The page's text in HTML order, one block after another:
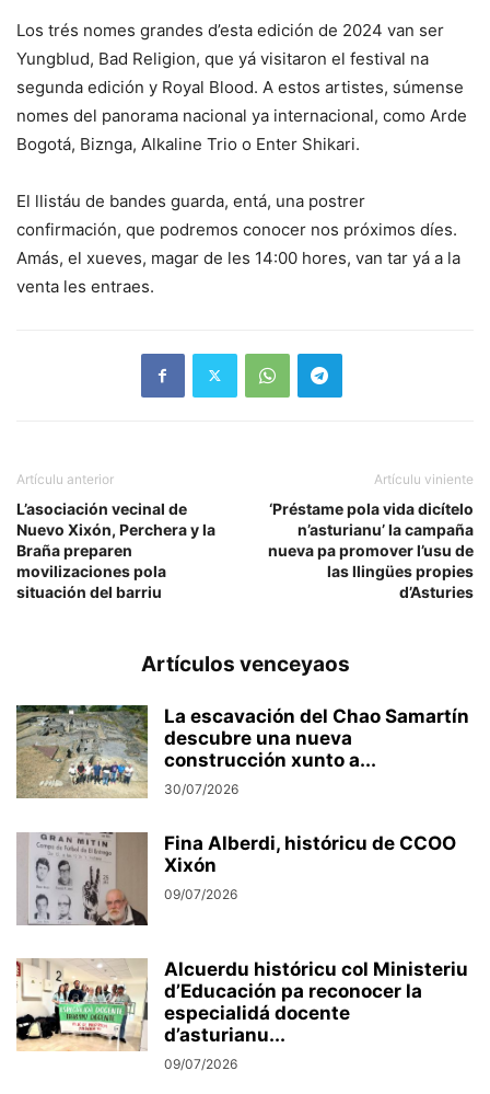
Los trés nomes grandes d’esta edición de 2024 van ser
Yungblud, Bad Religion, que yá visitaron el festival na
segunda edición y Royal Blood. A estos artistes, súmense
nomes del panorama nacional ya internacional, como Arde
Bogotá, Biznga, Alkaline Trio o Enter Shikari.
El llistáu de bandes guarda, entá, una postrer
confirmación, que podremos conocer nos próximos díes.
Amás, el xueves, magar de les 14:00 hores, van tar yá a la
venta les entraes.
Artículu anterior
L’asociación vecinal de
Nuevo Xixón, Perchera y la
Braña preparen
movilizaciones pola
situación del barriu
Artículu viniente
‘Préstame pola vida dicítelo
n’asturianu’ la campaña
nueva pa promover l’usu de
las llingües propies
d’Asturies
Artículos venceyaos
La escavación del Chao Samartín
descubre una nueva
construcción xunto a...
30/07/2026
Fina Alberdi, históricu de CCOO
Xixón
09/07/2026
Alcuerdu históricu col Ministeriu
d’Educación pa reconocer la
especialidá docente
d’asturianu...
09/07/2026